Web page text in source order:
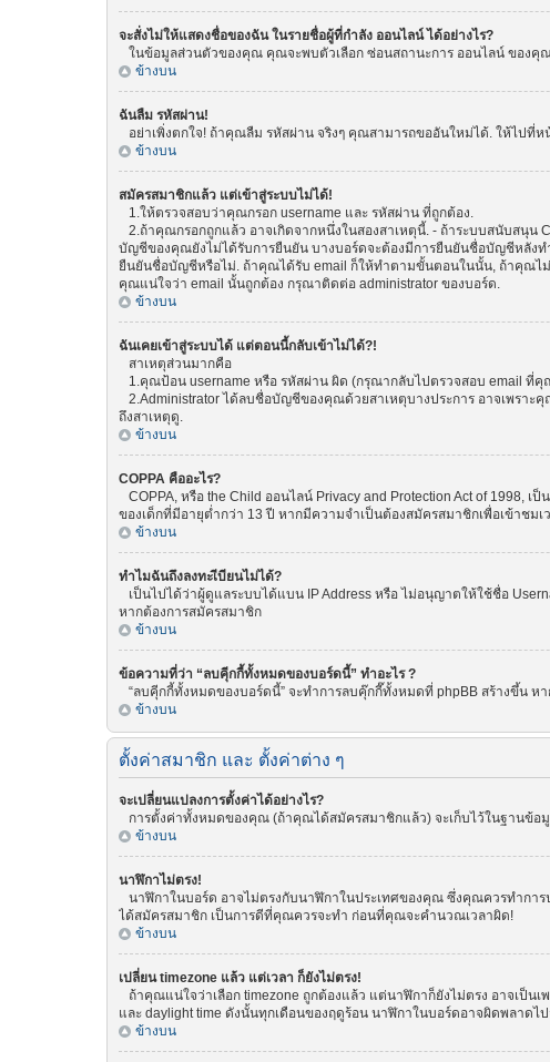
จะสั่งไม่ให้แสดงชื่อของฉัน ในรายชื่อผู้ที่กำลัง ออนไลน์ ได้อย่างไร?
ในข้อมูลส่วนตัวของคุณ คุณจะพบตัวเลือก ซ่อนสถานะการ ออนไลน์ ของคุ
ข้างบน
ฉันลืม รหัสผ่าน!
อย่าเพิ่งตกใจ! ถ้าคุณลืม รหัสผ่าน จริงๆ คุณสามารถขออันใหม่ได้. ให้ไปที่
ข้างบน
สมัครสมาชิกแล้ว แต่เข้าสู่ระบบไม่ได้!
1.ให้ตรวจสอบว่าคุณกรอก username และ รหัสผ่าน ที่ถูกต้อง.
2.ถ้าคุณกรอกถูกแล้ว อาจเกิดจากหนึ่งในสองสาเหตุนี้. - ถ้าระบบสนับสนุ
บัญชีของคุณยังไม่ได้รับการยืนยัน บางบอร์ดจะต้องมีการยืนยันชื่อบัญชีหลังท
ยืนยันชื่อบัญชีหรือไม่. ถ้าคุณได้รับ email ก็ให้ทำตามขั้นตอนในนั้น, ถ้าคุณไ
คุณแน่ใจว่า email นั้นถูกต้อง กรุณาติดต่อ administrator ของบอร์ด.
ข้างบน
ฉันเคยเข้าสู่ระบบได้ แต่ตอนนี้กลับเข้าไม่ได้?!
สาเหตุส่วนมากคือ
1.คุณป้อน username หรือ รหัสผ่าน ผิด (กรุณากลับไปตรวจสอบ email ที่
2.Administrator ได้ลบชื่อบัญชีของคุณด้วยสาเหตุบางประการ อาจเพราะ
ถึงสาเหตุดู.
ข้างบน
COPPA คืออะไร?
COPPA, หรือ the Child ออนไลน์ Privacy and Protection Act of 1998,
ของเด็กที่มีอายุต่ำกว่า 13 ปี หากมีความจำเป็นต้องสมัครสมาชิกเพื่อเข้าช
ข้างบน
ทำไมฉันถึงลงทะเีบียนไม่ได้?
เป็นไปได้ว่าผู้ดูแลระบบได้แบน IP Address หรือ ไม่อนุญาตให้ใช้ชื่อ
หากต้องการสมัครสมาชิก
ข้างบน
ข้อความที่ว่า “ลบคุีกกี้ทั้งหมดของบอร์ดนี้” ทำอะไร ?
“ลบคุีกกี้ทั้งหมดของบอร์ดนี้” จะทำการลบคุ๊กกี๊ทั้งหมดที่ phpBB สร้างขึ้น
ข้างบน
ตั้งค่าสมาชิก และ ตั้งค่าต่าง ๆ
จะเปลี่ยนแปลงการตั้งค่าได้อย่างไร?
การตั้งค่าทั้งหมดของคุณ (ถ้าคุณได้สมัครสมาชิกแล้ว) จะเก็บไว้ในฐานข้อ
ข้างบน
นาฬิกาไม่ตรง!
นาฬิกาในบอร์ด อาจไม่ตรงกับนาฬิกาในประเทศของคุณ ซึ่งคุณควรทำกา
ได้สมัครสมาชิก เป็นการดีที่คุณควรจะทำ ก่อนที่คุณจะคำนวณเวลาผิด!
ข้างบน
เปลี่ยน timezone แล้ว แต่เวลา ก็ยังไม่ตรง!
ถ้าคุณแน่ใจว่าเลือก timezone ถูกต้องแล้ว แต่นาฬิกาก็ยังไม่ตรง อาจเป็นเ
และ daylight time ดังนั้นทุกเดือนของฤดูร้อน นาฬิกาในบอร์ดอาจผิดพลาด
ข้างบน